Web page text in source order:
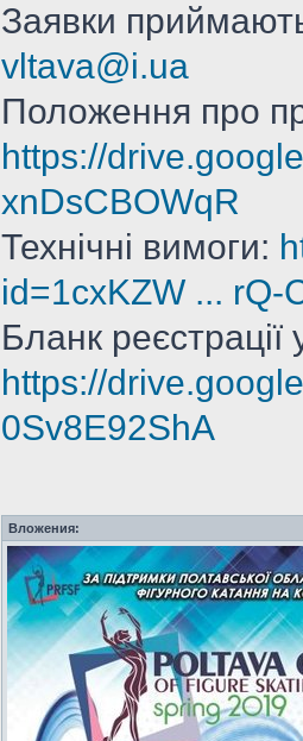
Заявки
vltava@i.ua
Положення про
https://
xnDsCBOWqR
Технічні вимоги:
id=1cxKZW ... rQ-
Бланк реєстрації
https://
0Sv8E92ShA
Вложения: